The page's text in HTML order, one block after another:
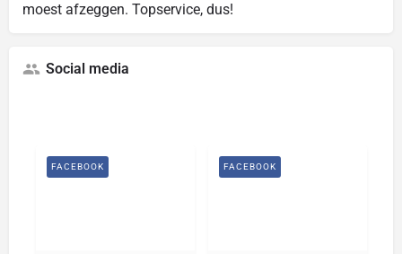
moest afzeggen. Topservice, dus!
Social media
FACEBOOK FACEBOOK